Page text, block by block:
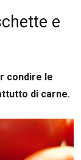
e
condire le
di carne.